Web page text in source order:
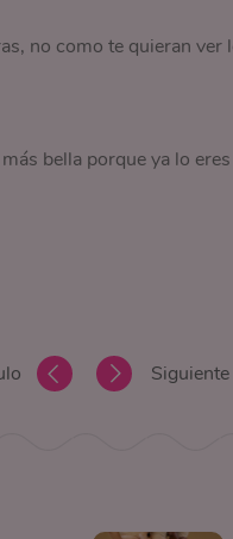
no como te quieran
bella porque ya lo